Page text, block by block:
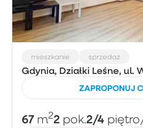
mieszkanie sprzedaż
Gdynia, Działki Leśne, ul.
ZAPROPONUJ
67 m22 pok.2/4 piętro